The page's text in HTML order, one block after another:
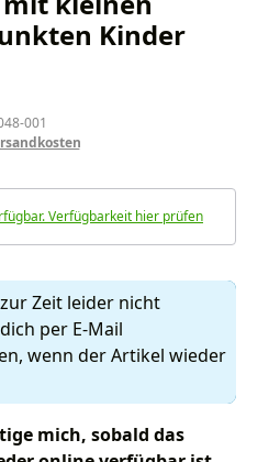
Kinder
001
Verfügbarkeit hier prüfen
Zeit leider nicht
per E-Mail
wenn der Artikel wieder
mich, sobald das